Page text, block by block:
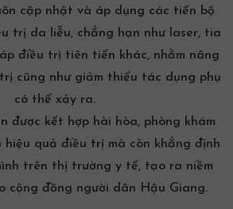
cập nhật và áp dụng các tiến bộ
trị da liễu, chẳng hạn như laser, tia
điều trị tiên tiến khác, nhằm nâng
cũng như giảm thiểu tác dụng phụ
có thể xảy ra.
được kết hợp hài hòa, phòng khám
hiệu quả điều trị mà còn khẳng định
trên thị trường y tế, tạo ra niềm
cộng đồng người dân Hậu Giang.